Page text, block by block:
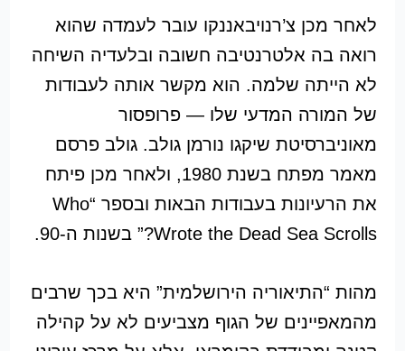
לאחר מכן צ’רנויבאננקו עובר לעמדה שהוא
רואה בה אלטרנטיבה חשובה ובלעדיה השיחה
לא הייתה שלמה. הוא מקשר אותה לעבודות
של המורה המדעי שלו — פרופסור
מאוניברסיטת שיקגו נורמן גולב. גולב פרסם
מאמר מפתח בשנת 1980, ולאחר מכן פיתח
את הרעיונות בעבודות הבאות ובספר “Who
Wrote the Dead Sea Scrolls?” בשנות ה-90.
מהות “התיאוריה הירושלמית” היא בכך שרבים
מהמאפיינים של הגוף מצביעים לא על קהילה